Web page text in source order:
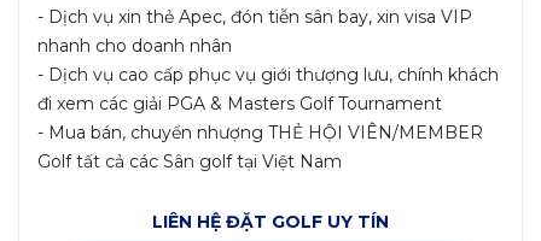
- Dịch vụ xin thẻ Apec, đón tiễn sân bay, xin visa VIP
nhanh cho doanh nhân
- Dịch vụ cao cấp phục vụ giới thượng lưu, chính khách
đi xem các giải PGA & Masters Golf Tournament
- Mua bán, chuyển nhượng THẺ HỘI VIÊN/MEMBER
Golf tất cả các Sân golf tại Việt Nam
LIÊN HỆ ĐẶT GOLF UY TÍN